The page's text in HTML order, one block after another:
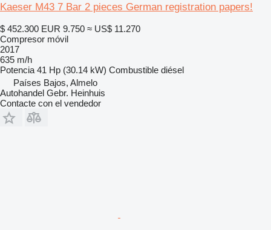
Kaeser M43 7 Bar 2 pieces German registration papers!
$ 452.300 EUR 9.750 ≈ US$ 11.270
Compresor móvil
2017
635 m/h
Potencia 41 Hp (30.14 kW) Combustible diésel
Países Bajos, Almelo
Autohandel Gebr. Heinhuis
Contacte con el vendedor